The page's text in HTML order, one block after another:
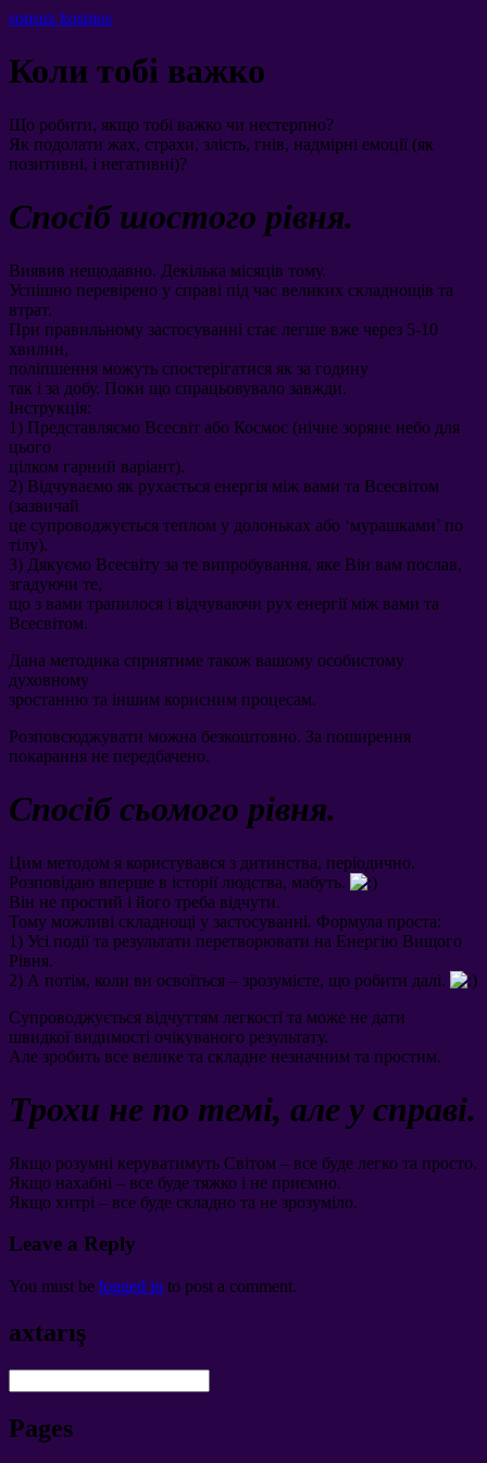
sonsuz kosmos
Коли тобі важко
Що робити, якщо тобі важко чи нестерпно?
Як подолати жах, страхи, злість, гнів, надмірні емоції (як
позитивні, і негативні)?
Спосіб шостого рівня.
Виявив нещодавно. Декілька місяців тому.
Успішно перевірено у справі під час великих складнощів та
втрат.
При правильному застосуванні стає легше вже через 5-10
хвилин,
поліпшення можуть спостерігатися як за годину
так і за добу. Поки що спрацьовувало завжди.
Інструкція:
1) Представляємо Всесвіт або Космос (нічне зоряне небо для
цього
цілком гарний варіант).
2) Відчуваємо як рухається енергія між вами та Всесвітом
(зазвичай
це супроводжується теплом у долоньках або ‘мурашками’ по
тілу).
3) Дякуємо Всесвіту за те випробування, яке Він вам послав,
згадуючи те,
що з вами трапилося і відчуваючи рух енергії між вами та
Всесвітом.
Дана методика сприятиме також вашому особистому
духовному
зростанню та іншим корисним процесам.
Розповсюджувати можна безкоштовно. За поширення
покарання не передбачено.
Спосіб сьомого рівня.
Цим методом я користувався з дитинства, періодично.
Розповідаю вперше в історії людства, мабуть.
Він не простий і його треба відчути.
Тому можливі складнощі у застосуванні. Формула проста:
1) Усі події та результати перетворювати на Енергію Вищого
Рівня.
2) А потім, коли ви освоїться – зрозумієте, що робити далі.
Супроводжується відчуттям легкості та може не дати
швидкої видимості очікуваного результату.
Але зробить все велике та складне незначним та простим.
Трохи не по темі, але у справі.
Якщо розумні керуватимуть Світом – все буде легко та просто.
Якщо нахабні – все буде тяжко і не приємно.
Якщо хитрі – все буде складно та не зрозуміло.
Leave a Reply
You must be logged in to post a comment.
axtarış
Pages